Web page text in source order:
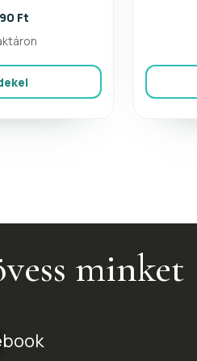
Ft
minket